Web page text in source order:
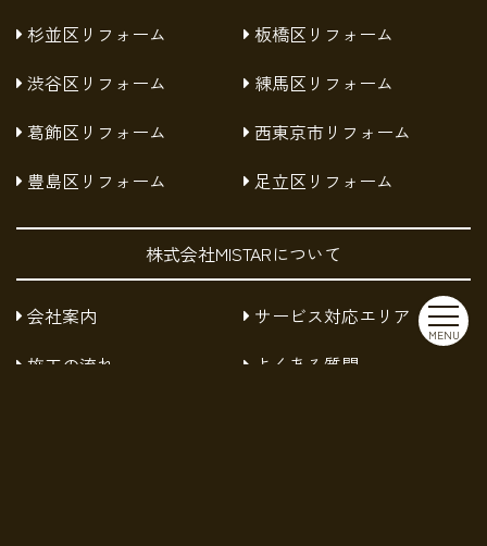
MENU
杉並区リフォーム
板橋区リフォーム
渋谷区リフォーム
練馬区リフォーム
葛飾区リフォーム
西東京市リフォーム
豊島区リフォーム
足立区リフォーム
株式会社MISTARについて
会社案内
サービス対応エリア
施工の流れ
よくある質問